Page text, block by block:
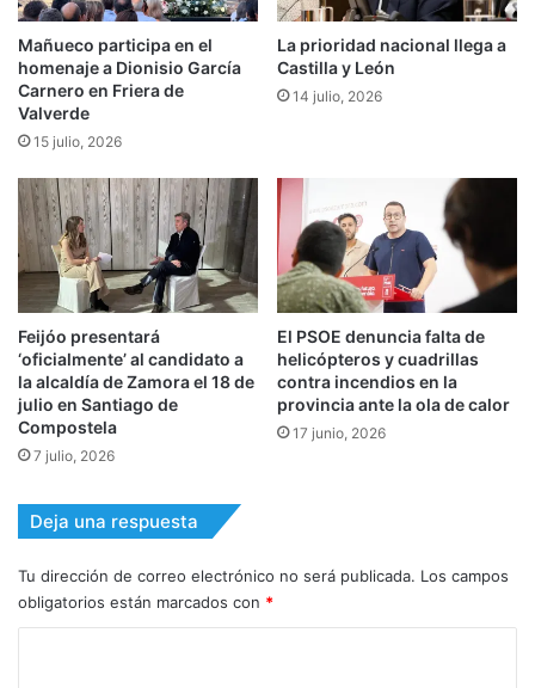
Mañueco participa en el
homenaje a Dionisio García
Carnero en Friera de
Valverde
15 julio, 2026
La prioridad nacional llega a
Castilla y León
14 julio, 2026
Feijóo presentará
‘oficialmente’ al candidato a
la alcaldía de Zamora el 18 de
julio en Santiago de
Compostela
7 julio, 2026
El PSOE denuncia falta de
helicópteros y cuadrillas
contra incendios en la
provincia ante la ola de calor
17 junio, 2026
Deja una respuesta
Tu dirección de correo electrónico no será publicada. Los campos
obligatorios están marcados con *